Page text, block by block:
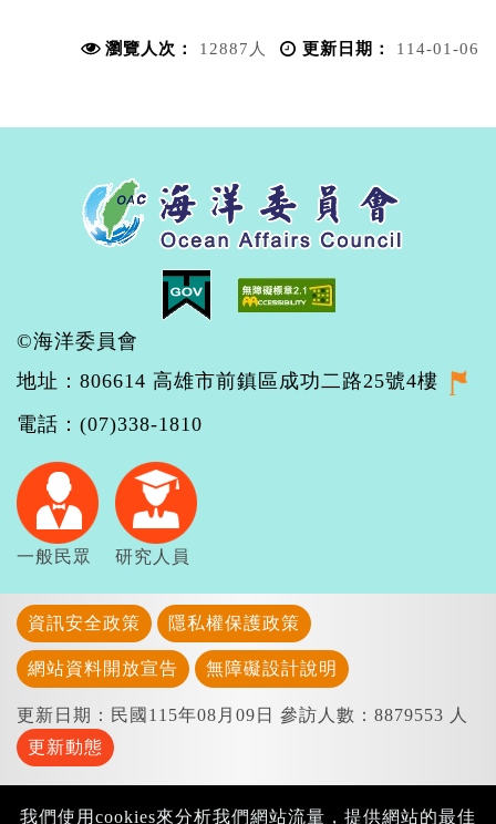
瀏覽人次： 12887人 更新日期： 114-01-06
©海洋委員會
地址：806614 高雄市前鎮區成功二路25號4樓
電話：(07)338-1810
一般民眾 研究人員
資訊安全政策 隱私權保護政策
網站資料開放宣告 無障礙設計說明
更新日期：民國115年08月09日 參訪人數：8879553 人
更新動態
我們使用cookies來分析我們網站流量，提供網站的最佳